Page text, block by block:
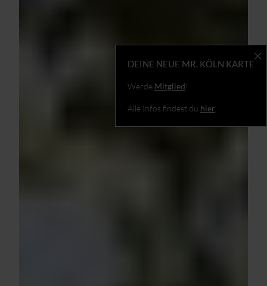
DEINE NEUE MR. KÖLN KARTE
Werde Mitglied!
Alle Infos findest du hier